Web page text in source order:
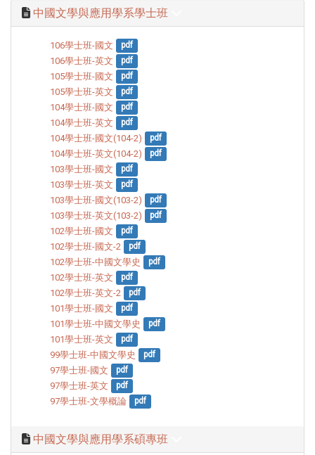
中國文學與應用學系學士班
106學士班-國文 pdf
106學士班-英文 pdf
105學士班-國文 pdf
105學士班-英文 pdf
104學士班-國文 pdf
104學士班-英文 pdf
104學士班-國文(104-2) pdf
104學士班-英文(104-2) pdf
103學士班-國文 pdf
103學士班-英文 pdf
103學士班-國文(103-2) pdf
103學士班-英文(103-2) pdf
102學士班-國文 pdf
102學士班-國文-2 pdf
102學士班-中國文學史 pdf
102學士班-英文 pdf
102學士班-英文-2 pdf
101學士班-國文 pdf
101學士班-中國文學史 pdf
101學士班-英文 pdf
99學士班-中國文學史 pdf
97學士班-國文 pdf
97學士班-英文 pdf
97學士班-文學概論 pdf
中國文學與應用學系碩專班